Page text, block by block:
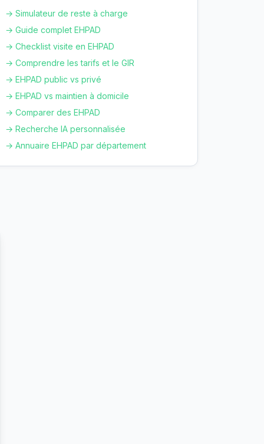
→ Simulateur de reste à charge
→ Guide complet EHPAD
→ Checklist visite en EHPAD
→ Comprendre les tarifs et le GIR
→ EHPAD public vs privé
→ EHPAD vs maintien à domicile
→ Comparer des EHPAD
→ Recherche IA personnalisée
→ Annuaire EHPAD par département